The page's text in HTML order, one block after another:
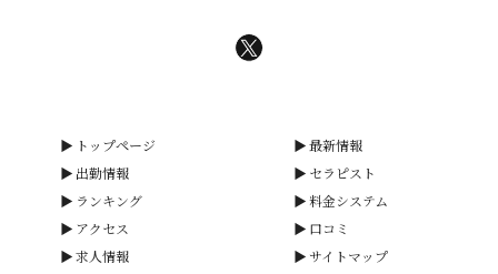
トップページ
最新情報
出勤情報
セラピスト
ランキング
料金システム
アクセス
口コミ
求人情報
サイトマップ